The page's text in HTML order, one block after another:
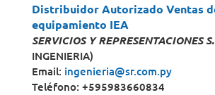
Distribuidor Autorizado Ventas
equipamiento IEA
SERVICIOS Y REPRESENTACIONES
INGENIERIA)
Email: ingenieria@sr.com.py
Teléfono: +595983660834